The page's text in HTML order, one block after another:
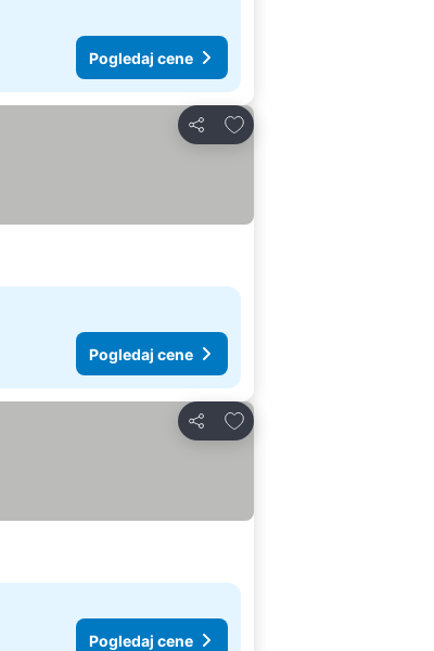
Pogledaj cene
Deli
Dodati u favorite
Pogledaj cene
Deli
Dodati u favorite
Pogledaj cene